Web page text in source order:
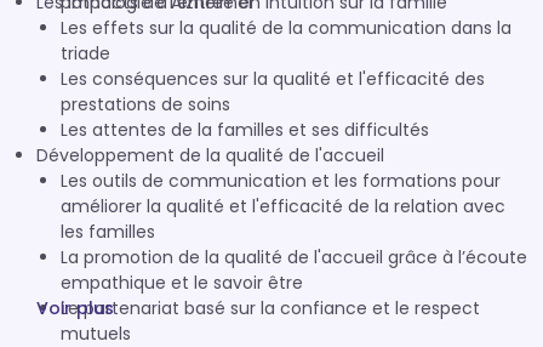
Les effets sur la qualité de la communication dans la
triade
Les conséquences sur la qualité et l'efficacité des
prestations de soins
Les attentes de la familles et ses difficultés
Développement de la qualité de l'accueil
Les outils de communication et les formations pour
améliorer la qualité et l'efficacité de la relation avec
les familles
La promotion de la qualité de l'accueil grâce à l’écoute
empathique et le savoir être
Le partenariat basé sur la confiance et le respect
mutuels
Voir plus